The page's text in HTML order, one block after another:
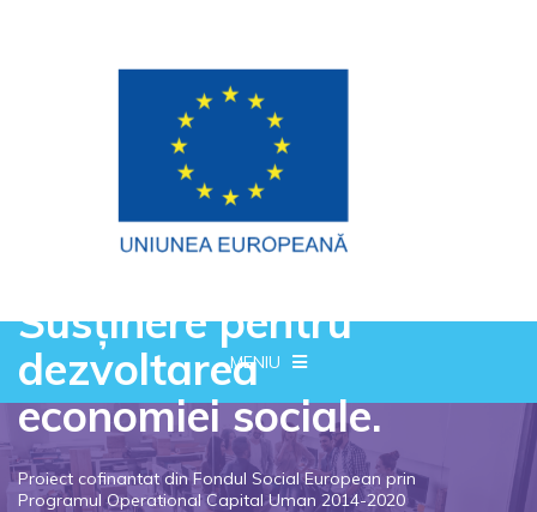
MENIU
Susținere pentru
dezvoltarea
economiei sociale.
Proiect cofinantat din Fondul Social European prin
Programul Operational Capital Uman 2014-2020